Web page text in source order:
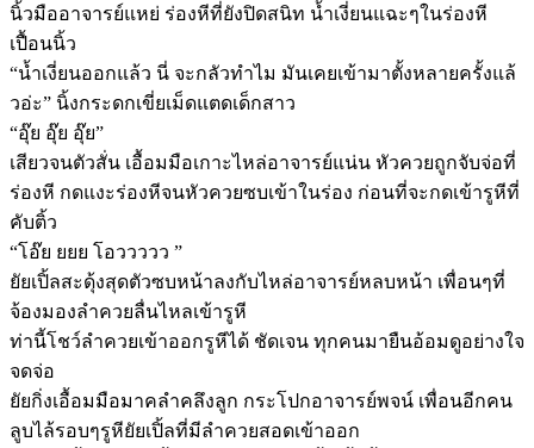
นิ้วมืออาจารย์แหย่ ร่องหีที่ยังปิดสนิท น้ำเงี่ยนแฉะๆในร่องหี
เปื้อนนิ้ว
“น้ำเงี่ยนออกแล้ว นี่ จะกลัวทำไม มันเคยเข้ามาตั้งหลายครั้งแล้
วอ่ะ” นิ้งกระดกเขี่ยเม็ดแตดเด็กสาว
“อุ๊ย อุ๊ย อุ๊ย”
เสียวจนตัวสั่น เอื้อมมือเกาะไหล่อาจารย์แน่น หัวควยถูกจับจ่อที่
ร่องหี กดแงะร่องหีจนหัวควยซบเข้าในร่อง ก่อนที่จะกดเข้ารูหีที่
คับติ้ว
“โอ๊ย ยยย โอววววว ”
ยัยเปิ้ลสะดุ้งสุดตัวซบหน้าลงกับไหล่อาจารย์หลบหน้า เพื่อนๆที่
จ้องมองลำควยลื่นไหลเข้ารูหี
ท่านี้โชว์ลำควยเข้าออกรูหีได้ ชัดเจน ทุกคนมายืนอ้อมดูอย่างใจ
จดจ่อ
ยัยกิ่งเอื้อมมือมาคลำคลึงลูก กระโปกอาจารย์พจน์ เพื่อนอีกคน
ลูบไล้รอบๆรูหียัยเปิ้ลที่มีลำควยสอดเข้าออก